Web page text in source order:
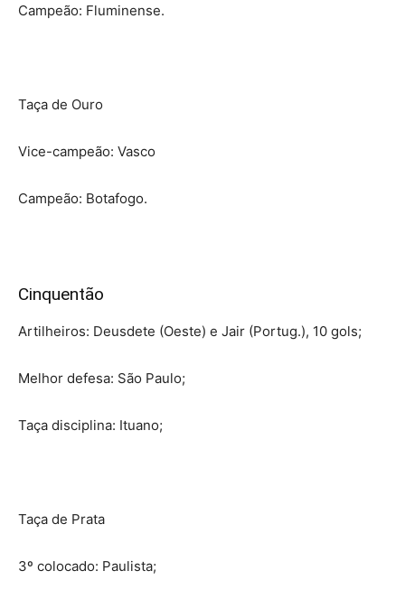
Campeão: Fluminense.
Taça de Ouro
Vice-campeão: Vasco
Campeão: Botafogo.
Cinquentão
Artilheiros: Deusdete (Oeste) e Jair (Portug.), 10 gols;
Melhor defesa: São Paulo;
Taça disciplina: Ituano;
Taça de Prata
3º colocado: Paulista;